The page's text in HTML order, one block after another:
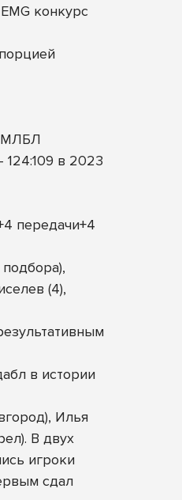
конкурс
МЛБЛ
в 2023
передачи+4
(4),
в истории
Илья
В двух
игроки
сдал